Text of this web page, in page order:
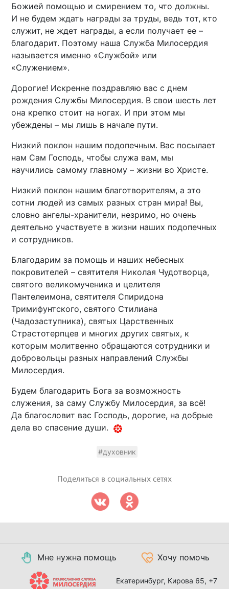
Божией помощью и смирением то, что должны.
И не будем ждать награды за труды, ведь тот, кто
служит, не ждет награды, а если получает ее –
благодарит. Поэтому наша Служба Милосердия
называется именно «Службой» или
«Служением».
Дорогие! Искренне поздравляю вас с днем
рождения Службы Милосердия. В свои шесть лет
она крепко стоит на ногах. И при этом мы
убеждены – мы лишь в начале пути.
Низкий поклон нашим подопечным. Вас посылает
нам Сам Господь, чтобы служа вам, мы
научились самому главному – жизни во Христе.
Низкий поклон нашим благотворителям, а это
сотни людей из самых разных стран мира! Вы,
словно ангелы-хранители, незримо, но очень
деятельно участвуете в жизни наших подопечных
и сотрудников.
Благодарим за помощь и наших небесных
покровителей – святителя Николая Чудотворца,
святого великомученика и целителя
Пантелеимона, святителя Спиридона
Тримифунтского, святого Стилиана
(Чадозаступника), святых Царственных
Страстотерпцев и многих других святых, к
которым молитвенно обращаются сотрудники и
добровольцы разных направлений Службы
Милосердия.
Будем благодарить Бога за возможность
служения, за саму Службу Милосердия, за всё!
Да благословит вас Господь, дорогие, на добрые
дела во спасение души.
#духовник
Поделиться в социальных сетях
Мне нужна помощь Хочу помочь
Екатеринбург, Кирова 65, +7